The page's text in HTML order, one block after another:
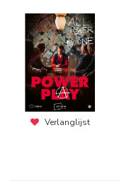
Verlanglijst